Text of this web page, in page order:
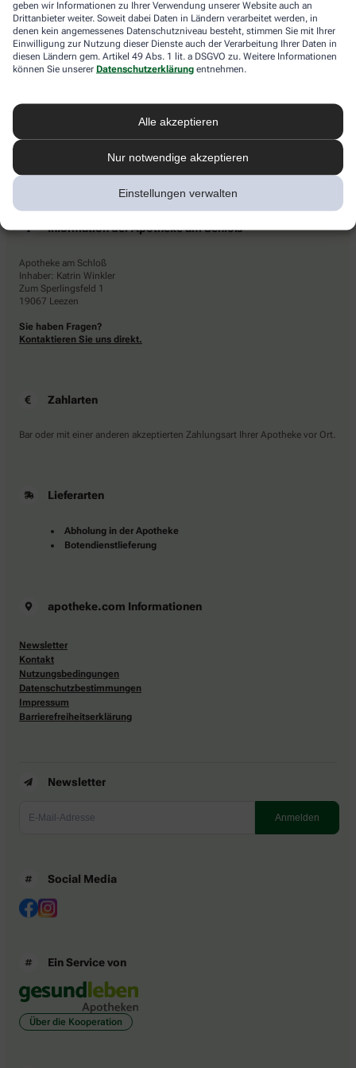
geben wir Informationen zu Ihrer Verwendung unserer Website auch an
Drittanbieter weiter. Soweit dabei Daten in Ländern verarbeitet werden, in
denen kein angemessenes Datenschutzniveau besteht, stimmen Sie mit Ihrer
Einwilligung zur Nutzung dieser Dienste auch der Verarbeitung Ihrer Daten in
diesen Ländern gem. Artikel 49 Abs. 1 lit. a DSGVO zu. Weitere Informationen
können Sie unserer Datenschutzerklärung entnehmen.
Alle akzeptieren
Nur notwendige akzeptieren
Einstellungen verwalten
das
Auto.
Newsletters den Dienstleister Emarsys ein. Die Einwilligung
kann jederzeit für die Zukunft widerrufen werden (z.B. über den
Abmelde-Link in jedem Newsletter). Die sonstigen
Kontaktmöglichkeiten dafür und weitere Angaben zur
Datenverarbeitung finden sich in derDatenschutzerklärung
Information der Apotheke am Schloß
Apotheke am Schloß
Inhaber: Katrin Winkler
Zum Sperlingsfeld 1
19067 Leezen
Sie haben Fragen?
Kontaktieren Sie uns direkt.
Zahlarten
Bar oder mit einer anderen akzeptierten Zahlungsart Ihrer Apotheke vor Ort.
Lieferarten
Abholung in der Apotheke
Botendienstlieferung
apotheke.com Informationen
Newsletter
Kontakt
Nutzungsbedingungen
Datenschutzbestimmungen
Impressum
Barrierefreiheitserklärung
Newsletter
Social Media
Ein Service von
Über die Kooperation